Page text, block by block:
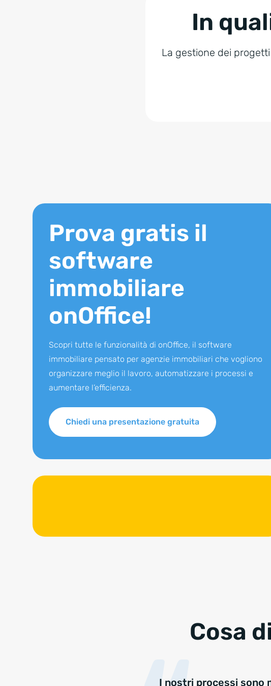
In
La gestione dei
Prova gratis il
software
immobiliare
onOffice!
Scopri tutte le funzionalità di onOffice, il software
immobiliare pensato per agenzie immobiliari che vogliono
organizzare meglio il lavoro, automatizzare i processi e
aumentare l’efficienza.
Chiedi una presentazione gratuita
Cosa
I nostri processi sono